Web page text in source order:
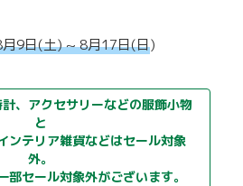
9日(土) ~ 8月17日(日)
、アクセサリーなどの服飾小物
と
ンテリア雑貨などはセール対象
外。
セール対象外がございます。